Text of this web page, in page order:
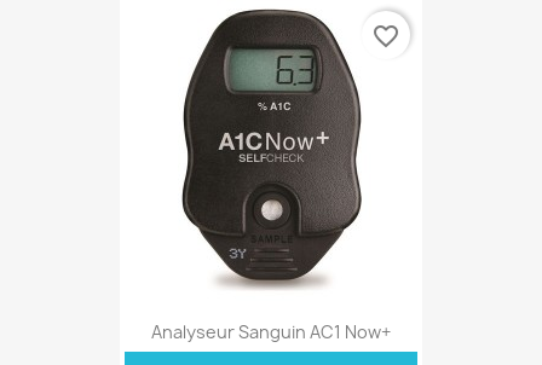
Analyseur Sanguin AC1 Now+
favorite_border